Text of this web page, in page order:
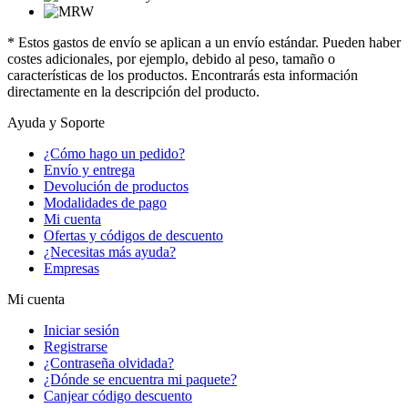
* Estos gastos de envío se aplican a un envío estándar. Pueden haber
costes adicionales, por ejemplo, debido al peso, tamaño o
características de los productos. Encontrarás esta información
directamente en la descripción del producto.
Ayuda y Soporte
¿Cómo hago un pedido?
Envío y entrega
Devolución de productos
Modalidades de pago
Mi cuenta
Ofertas y códigos de descuento
¿Necesitas más ayuda?
Empresas
Mi cuenta
Iniciar sesión
Registrarse
¿Contraseña olvidada?
¿Dónde se encuentra mi paquete?
Canjear código descuento